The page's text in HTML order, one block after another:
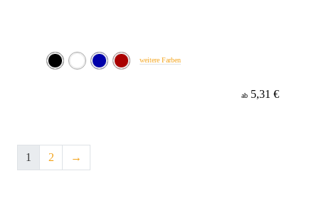
weitere Farben
ab 5,31 €
1 2 →